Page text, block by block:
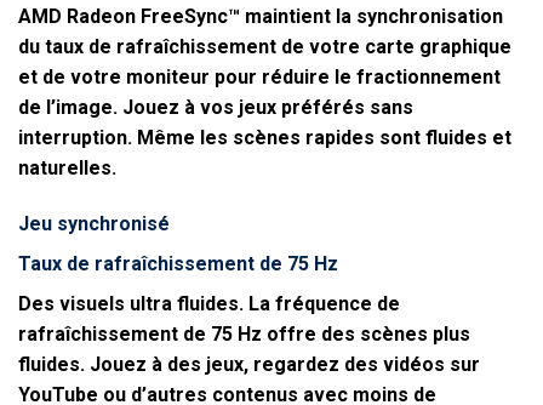
AMD Radeon FreeSync™ maintient la synchronisation
du taux de rafraîchissement de votre carte graphique
et de votre moniteur pour réduire le fractionnement
de l’image. Jouez à vos jeux préférés sans
interruption. Même les scènes rapides sont fluides et
naturelles.
Jeu synchronisé
Taux de rafraîchissement de 75 Hz
Des visuels ultra fluides. La fréquence de
rafraîchissement de 75 Hz offre des scènes plus
fluides. Jouez à des jeux, regardez des vidéos sur
YouTube ou d’autres contenus avec moins de